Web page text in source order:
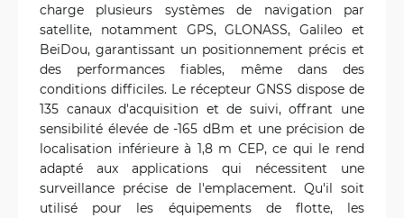
charge plusieurs systèmes de navigation par
satellite, notamment GPS, GLONASS, Galileo et
BeiDou, garantissant un positionnement précis et
des performances fiables, même dans des
conditions difficiles. Le récepteur GNSS dispose de
135 canaux d'acquisition et de suivi, offrant une
sensibilité élevée de -165 dBm et une précision de
localisation inférieure à 1,8 m CEP, ce qui le rend
adapté aux applications qui nécessitent une
surveillance précise de l'emplacement. Qu'il soit
utilisé pour les équipements de flotte, les